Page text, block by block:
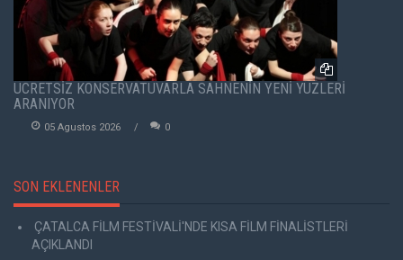
ÜCRETSİZ KONSERVATUVARLA SAHNENİN YENİ YÜZLERİ
ARANIYOR
05 Agustos 2026 0
SON EKLENENLER
ÇATALCA FİLM FESTİVALİ'NDE KISA FİLM FİNALİSTLERİ
AÇIKLANDI